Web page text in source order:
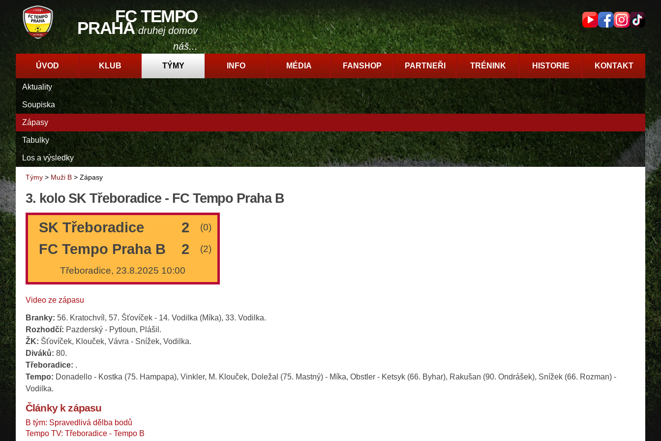
FC TEMPO
PRAHAdruhej domov
náš...
ÚVOD KLUB TÝMY INFO MÉDIA FANSHOP PARTNEŘI TRÉNINK HISTORIE KONTAKT
Aktuality
Soupiska
Zápasy
Tabulky
Los a výsledky
Týmy > Muži B > Zápasy
3. kolo SK Třeboradice - FC Tempo Praha B
SK Třeboradice 2 (0)
FC Tempo Praha B 2 (2)
Třeboradice, 23.8.2025 10:00
Video ze zápasu
Branky: 56. Kratochvíl, 57. Šťovíček - 14. Vodilka (Míka), 33. Vodilka.
Rozhodčí: Pazderský - Pytloun, Plášil.
ŽK: Šťovíček, Klouček, Vávra - Snížek, Vodilka.
Diváků: 80.
Třeboradice: .
Tempo: Donadello - Kostka (75. Hampapa), Vinkler, M. Klouček, Doležal (75. Mastný) - Míka, Obstler - Ketsyk (66. Byhar), Rakušan (90. Ondrášek), Snížek (66. Rozman) -
Vodilka.
Články k zápasu
B tým: Spravedlivá dělba bodů
Tempo TV: Třeboradice - Tempo B